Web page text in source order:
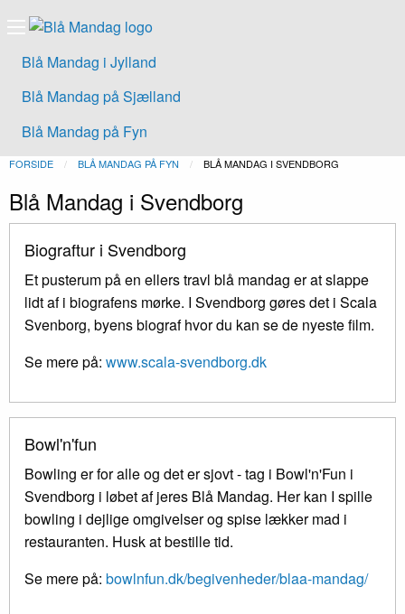
Blå Mandag i Jylland
Blå Mandag på Sjælland
Blå Mandag på Fyn
FORSIDE BLÅ MANDAG PÅ FYN NUVÆRENDE:
BLÅ MANDAG I SVENDBORG
Blå Mandag i Svendborg
Biograftur i Svendborg
Et pusterum på en ellers travl blå mandag er at slappe
lidt af i biografens mørke. I Svendborg gøres det i Scala
Svenborg, byens biograf hvor du kan se de nyeste film.
Se mere på: www.scala-svendborg.dk
Bowl'n'fun
Bowling er for alle og det er sjovt - tag i Bowl'n'Fun i
Svendborg i løbet af jeres Blå Mandag. Her kan I spille
bowling i dejlige omgivelser og spise lækker mad i
restauranten. Husk at bestille tid.
Se mere på: bowlnfun.dk/begivenheder/blaa-mandag/